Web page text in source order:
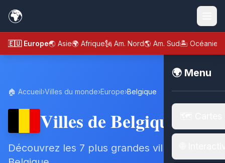
🌍
🇪🇺 Europe🌏 Asie🌍 Afrique🗽 Am. Nord🌎 Am. Sud🏝️ Océanie
🌍 Menu
🏠 Accueil›Villes du monde›Europe›Belgique
Villes de Belgique
Découvrez les 7 plus grandes villes de